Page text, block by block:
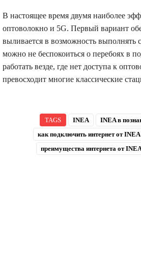
В настоящее время двумя наиболее
оптоволокно и 5G. Первый вариант
выливается в возможность выполнять
можно не беспокоиться о перебоях в
работать везде, где нет доступа к
превосходит многие классические
TAGS INEA INEA в
как подключить интернет от INEA
преимущества интернета от